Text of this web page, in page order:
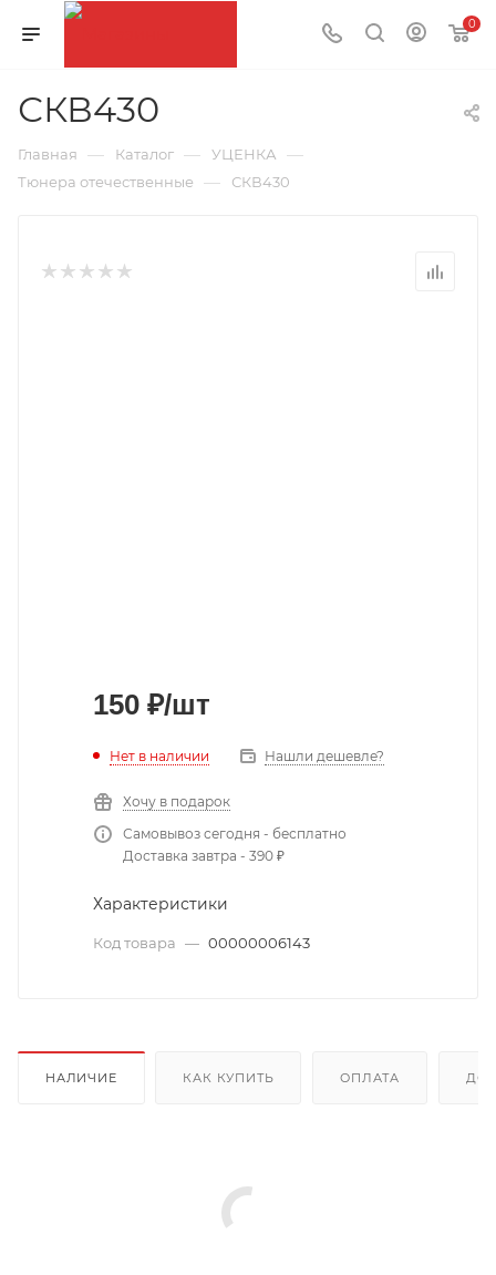
0
СКВ430
Главная — Каталог — УЦЕНКА —
Тюнера отечественные — СКВ430
150 ₽/шт
Нет в наличии Нашли дешевле?
Хочу в подарок
Самовывоз сегодня - бесплатно
Доставка завтра - 390 ₽
Характеристики
Код товара — 00000006143
НАЛИЧИЕ КАК КУПИТЬ ОПЛАТА